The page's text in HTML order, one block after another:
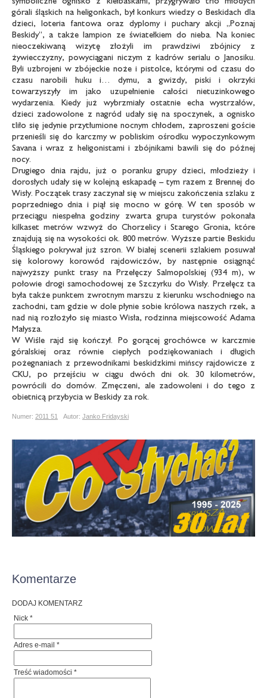
górali śląskich na heligonkach, był konkurs wiedzy o Beskidach dla
dzieci, loteria fantowa oraz dyplomy i puchary akcji „Poznaj
Beskidy”, a także lampion ze światełkiem do nieba. Na koniec
nieoczekiwaną wizytę złożyli im prawdziwi zbójnicy z
żywiecczyzny, powyciągani niczym z kadrów serialu o Janosiku.
Byli uzbrojeni w zbójeckie noże i pistolce, którymi od czasu do
czasu narobili huku i… dymu, a gwizdy, piski i okrzyki
towarzyszyły im jako uzupełnienie całości nietuzinkowego
wydarzenia. Kiedy już wybrzmiały ostatnie echa wystrzałów,
dzieci zadowolone z nagród udały się na spoczynek, a ognisko
tliło się jedynie przytłumione nocnym chłodem, zaproszeni goście
przenieśli się do karczmy w pobliskim ośrodku wypoczynkowym
Savana i wraz z heligonistami i zbójnikami bawili się do późnej
nocy.
Drugiego dnia rajdu, już o poranku grupy dzieci, młodzieży i
dorosłych udały się w kolejną eskapadę – tym razem z Brennej do
Wisły. Początek trasy zaczynał się w miejscu zakończenia szlaku z
poprzedniego dnia i piął się mocno w górę. W ten sposób w
przeciągu niespełna godziny zwarta grupa turystów pokonała
kilkaset metrów wzwyż do Chorzelicy i Starego Gronia, które
znajdują się na wysokości ok. 800 metrów. Wyższe partie Beskidu
Śląskiego pokrywał już szron. W białej scenerii szlakiem posuwał
się kolorowy korowód rajdowiczów, by następnie osiągnąć
najwyższy punkt trasy na Przełęczy Salmopolskiej (934 m), w
połowie drogi samochodowej ze Szczyrku do Wisły. Przełęcz ta
była także punktem zwrotnym marszu z kierunku wschodniego na
zachodni, tam gdzie w dole płynie sobie królowa naszych rzek, a
nad nią rozłożyło się miasto Wisła, rodzinna miejscowość Adama
Małysza.
W Wiśle rajd się kończył. Po gorącej grochówce w karczmie
góralskiej oraz równie ciepłych podziękowaniach i długich
pożegnaniach z przewodnikami beskidzkimi mińscy rajdowicze z
CKU, po przejściu w ciągu dwóch dni ok. 30 kilometrów,
powrócili do domów. Zmęczeni, ale zadowoleni i do tego z
obietnicą przybycia w Beskidy za rok.
Numer: 2011 51 Autor: Janko Fridayski
Komentarze
DODAJ KOMENTARZ
Nick *
Adres e-mail *
Treść wiadomości *